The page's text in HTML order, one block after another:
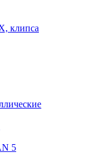
клипса
5